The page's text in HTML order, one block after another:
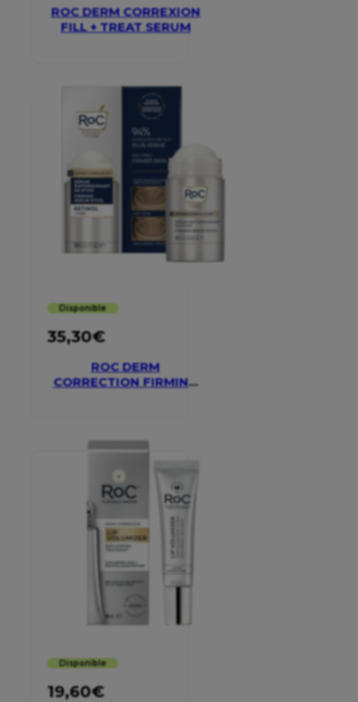
ROC DERM CORREXION
FILL + TREAT SERUM
Disponible
35,30€
ROC DERM
CORRECTION FIRMING
Disponible
19,60€